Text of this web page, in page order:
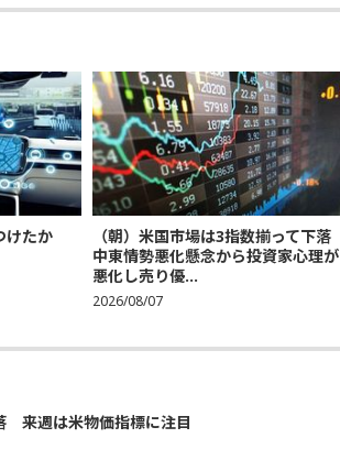
けたか
（朝）米国市場は3指数揃って下落
中東情勢悪化懸念から投資家心理が
悪化し売り優...
2026/08/07
来週は米物価指標に注目